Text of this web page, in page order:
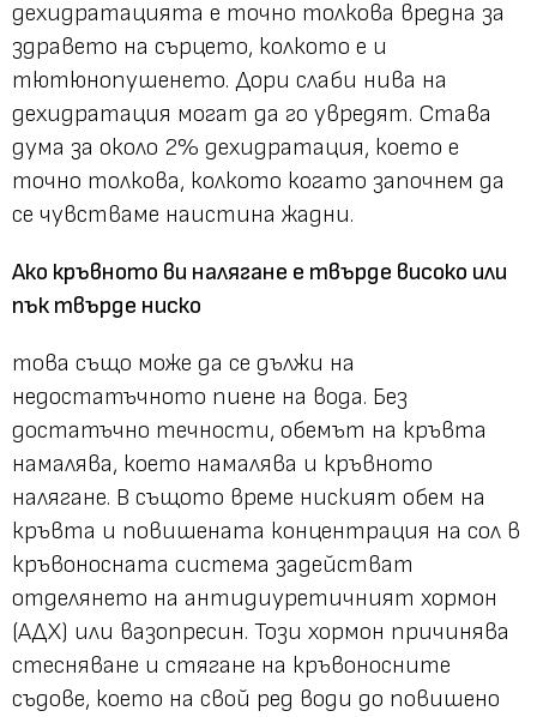
дехидратацията е точно толкова вредна за
здравето на сърцето, колкото е и
тютюнопушенето. Дори слаби нива на
дехидратация могат да го увредят. Става
дума за около 2% дехидратация, което е
точно толкова, колкото когато започнем да
се чувстваме наистина жадни.
Ако кръвното ви налягане е твърде високо или
пък твърде ниско
това също може да се дължи на
недостатъчното пиене на вода. Без
достатъчно течности, обемът на кръвта
намалява, което намалява и кръвното
налягане. В същото време ниският обем на
кръвта и повишената концентрация на сол в
кръвоносната система задействат
отделянето на антидиуретичният хормон
(АДХ) или вазопресин. Този хормон причинява
стесняване и стягане на кръвоносните
съдове, което на свой ред води до повишено